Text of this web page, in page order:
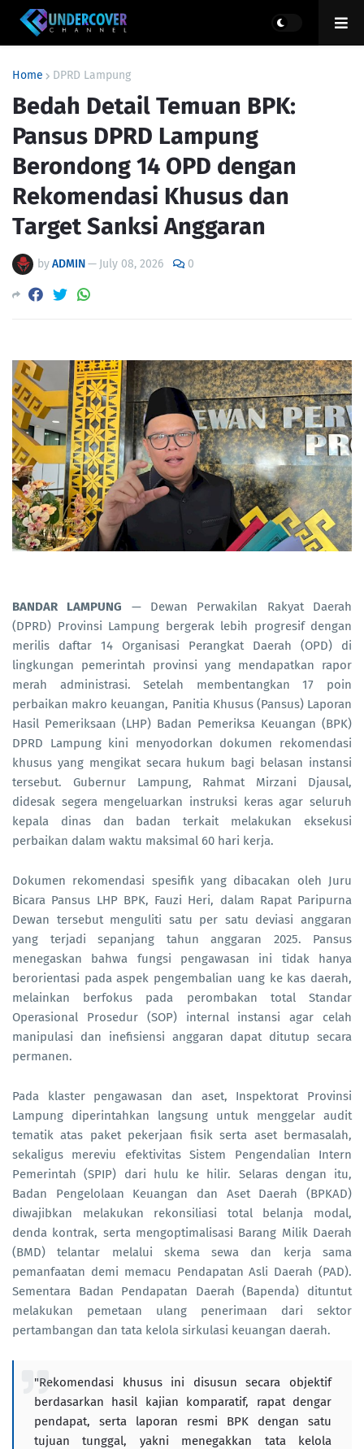
Home DPRD Lampung
Bedah Detail Temuan BPK:
Pansus DPRD Lampung
Berondong 14 OPD dengan
Rekomendasi Khusus dan
Target Sanksi Anggaran
byADMIN— July 08, 2026 0
BANDAR LAMPUNG — Dewan Perwakilan Rakyat Daerah
(DPRD) Provinsi Lampung bergerak lebih progresif dengan
merilis daftar 14 Organisasi Perangkat Daerah (OPD) di
lingkungan pemerintah provinsi yang mendapatkan rapor
merah administrasi. Setelah membentangkan 17 poin
perbaikan makro keuangan, Panitia Khusus (Pansus) Laporan
Hasil Pemeriksaan (LHP) Badan Pemeriksa Keuangan (BPK)
DPRD Lampung kini menyodorkan dokumen rekomendasi
khusus yang mengikat secara hukum bagi belasan instansi
tersebut. Gubernur Lampung, Rahmat Mirzani Djausal,
didesak segera mengeluarkan instruksi keras agar seluruh
kepala dinas dan badan terkait melakukan eksekusi
perbaikan dalam waktu maksimal 60 hari kerja.
Dokumen rekomendasi spesifik yang dibacakan oleh Juru
Bicara Pansus LHP BPK, Fauzi Heri, dalam Rapat Paripurna
Dewan tersebut menguliti satu per satu deviasi anggaran
yang terjadi sepanjang tahun anggaran 2025. Pansus
menegaskan bahwa fungsi pengawasan ini tidak hanya
berorientasi pada aspek pengembalian uang ke kas daerah,
melainkan berfokus pada perombakan total Standar
Operasional Prosedur (SOP) internal instansi agar celah
manipulasi dan inefisiensi anggaran dapat ditutup secara
permanen.
Pada klaster pengawasan dan aset, Inspektorat Provinsi
Lampung diperintahkan langsung untuk menggelar audit
tematik atas paket pekerjaan fisik serta aset bermasalah,
sekaligus mereviu efektivitas Sistem Pengendalian Intern
Pemerintah (SPIP) dari hulu ke hilir. Selaras dengan itu,
Badan Pengelolaan Keuangan dan Aset Daerah (BPKAD)
diwajibkan melakukan rekonsiliasi total belanja modal,
denda kontrak, serta mengoptimalisasi Barang Milik Daerah
(BMD) telantar melalui skema sewa dan kerja sama
pemanfaatan demi memacu Pendapatan Asli Daerah (PAD).
Sementara Badan Pendapatan Daerah (Bapenda) dituntut
melakukan pemetaan ulang penerimaan dari sektor
pertambangan dan tata kelola sirkulasi keuangan daerah.
"Rekomendasi khusus ini disusun secara objektif
berdasarkan hasil kajian komparatif, rapat dengar
pendapat, serta laporan resmi BPK dengan satu
tujuan tunggal, yakni menegakkan tata kelola